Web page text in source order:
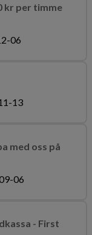
kr per timme
06
13
med oss på
06
- First